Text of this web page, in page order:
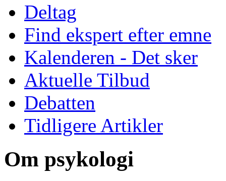
Deltag
Find ekspert efter emne
Kalenderen - Det sker
Aktuelle Tilbud
Debatten
Tidligere Artikler
Om psykologi